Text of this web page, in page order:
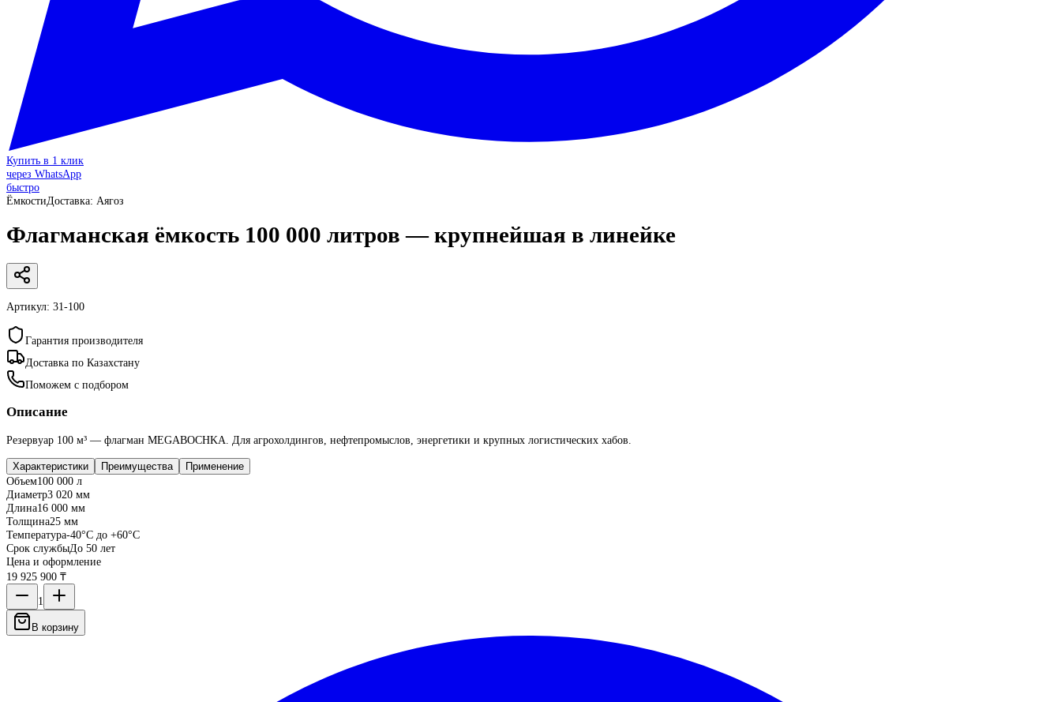
Купить в 1 клик
через WhatsApp
быстро
ЁмкостиДоставка: Аягоз
Флагманская ёмкость 100 000 литров — крупнейшая в линейке
Артикул: 31-100
Гарантия производителя
Доставка по Казахстану
Поможем с подбором
Описание
Резервуар 100 м³ — флагман MEGABOCHKA. Для агрохолдингов, нефтепромыслов, энергетики и крупных логистических хабов.
Характеристики Преимущества Применение
Объем100 000 л
Диаметр3 020 мм
Длина16 000 мм
Толщина25 мм
Температура-40°C до +60°C
Срок службыДо 50 лет
Цена и оформление
19 925 900 ₸
1
В корзину